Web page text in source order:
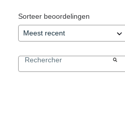
Sorteer beoordelingen